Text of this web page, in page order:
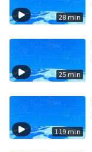
28 min
25 min
119 min